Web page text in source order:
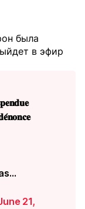
была
в эфир
21,